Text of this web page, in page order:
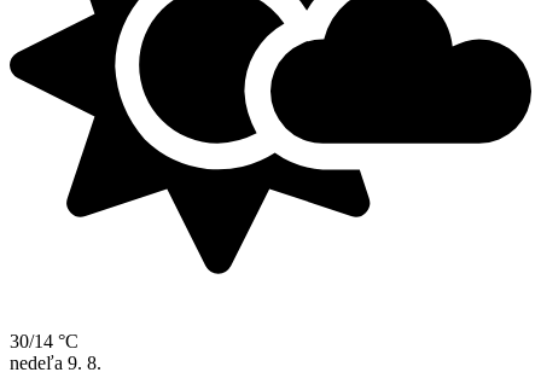
30/14 °C
nedeľa 9. 8.